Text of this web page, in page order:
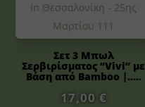
Σετ 3 Μπωλ
Σερβιρίσματος “Vivi” με
Βάση από Bamboo |.....
17,00 €